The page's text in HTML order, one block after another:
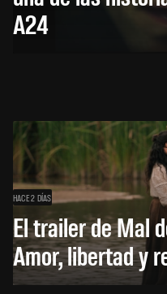
A24
HACE 2 DÍAS
El trailer de Mal
Amor, libertad y